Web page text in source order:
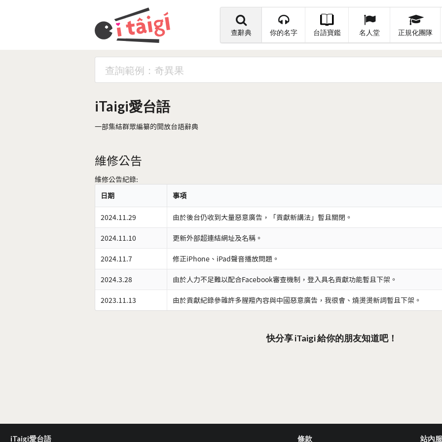
查辭典 你的名字 台語寶鑑 名人堂 正規化團隊
iTaigi愛台語
一部集結群眾編纂的開放台語辭典
維修公告
維修公告紀錄:
日期
事項
2024.11.29 由於後台仍收到大量惡意廣告，「貢獻新講法」暫且關閉。
2024.11.10 更新外部超連結網址及名稱。
2024.11.7 修正iPhone、iPad聲音播放問題。
2024.3.28 由於人力不足難以配合Facebook審查機制，登入具名貢獻功能暫且下架。
2023.11.13 由於貢獻紀錄參雜許多腥羶內容與中國惡意廣告，我很會、燒燙燙新詞暫且下架。
快分享 iTaigi 給你的朋友知道吧！
iTaigi愛台語 條款 站內